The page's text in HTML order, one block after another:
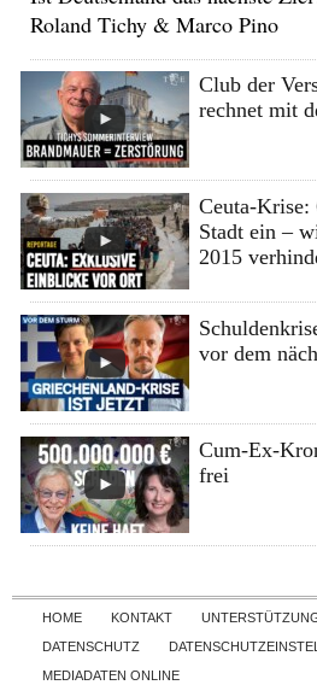
Roland Tichy & Marco Pino
Club der
rechnet mit
Ceuta-
Stadt ein –
2015
vor dem
Cum-Ex-
frei
Skip
HOME KONTAKT
DATENSCHUTZ
MEDIADATEN ONLINE